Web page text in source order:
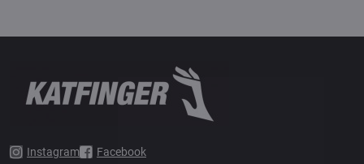
Instagram Facebook